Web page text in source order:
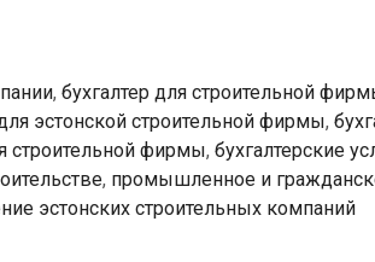
, бухгалтер для строительной
эстонской строительной фирмы,
строительной фирмы, бухгалтерские
, промышленное и
эстонских строительных компаний